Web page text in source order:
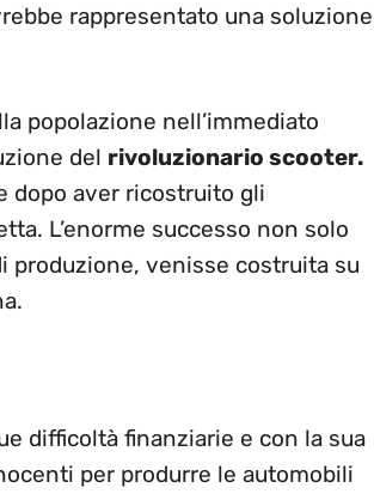
rappresentato una soluzione
popolazione nell’immediato
del rivoluzionario scooter.
dopo aver ricostruito gli
L’enorme successo non solo
produzione, venisse costruita su
difficoltà finanziarie e con la sua
per produrre le automobili